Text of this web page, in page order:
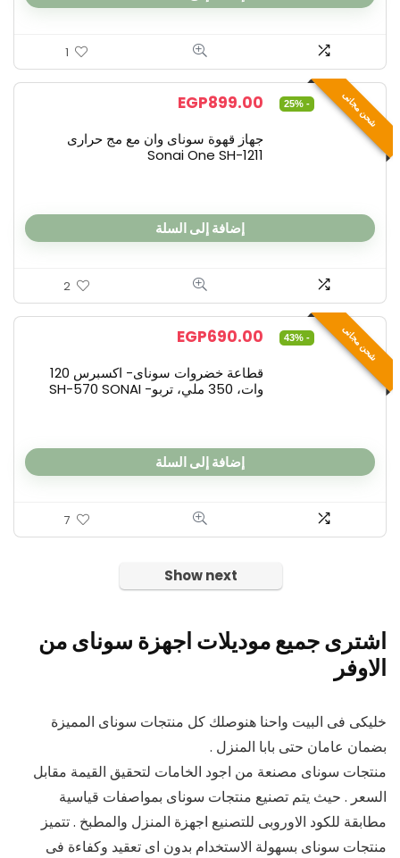
1
شحن مجانى - 25%
EGP899.00
جهاز قهوة سوناى وان مع مج حرارى
Sonai One SH-1211
إضافة إلى السلة
2
شحن مجانى - 43%
EGP690.00
قطاعة خضروات سوناى- اكسبرس 120
وات، 350 ملي، تربو- SH-570 SONAI
إضافة إلى السلة
7
Show next
اشترى جميع موديلات اجهزة سوناى من
الاوفر
خليكى فى البيت واحنا هنوصلك كل منتجات سوناى المميزة
بضمان عامان حتى بابا المنزل .
منتجات سوناى مصنعة من اجود الخامات لتحقيق القيمة مقابل
السعر . حيث يتم تصنيع منتجات سوناى بمواصفات قياسية
مطابقة للكود الاوروبى للتصنيع اجهزة المنزل والمطبخ . تتميز
منتجات سوناى بسهولة الاستخدام بدون اى تعقيد وكفاءة فى